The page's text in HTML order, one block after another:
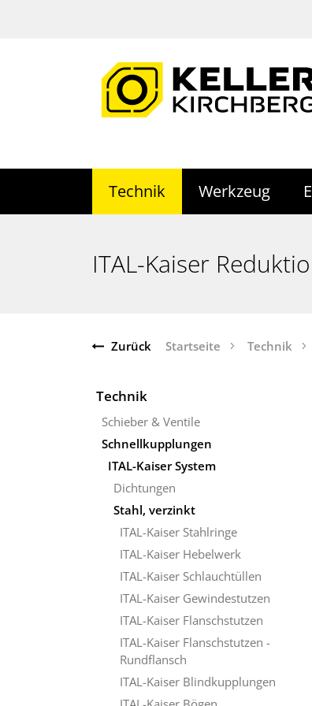
Technik Werkzeug
ITAL-Kaiser
Zurück Startseite Technik
Technik
Schieber & Ventile
Schnellkupplungen
ITAL-Kaiser System
Dichtungen
Stahl, verzinkt
ITAL-Kaiser Stahlringe
ITAL-Kaiser Hebelwerk
ITAL-Kaiser Schlauchtüllen
ITAL-Kaiser Gewindestutzen
ITAL-Kaiser Flanschstutzen
ITAL-Kaiser Flanschstutzen -
Rundflansch
ITAL-Kaiser Blindkupplungen